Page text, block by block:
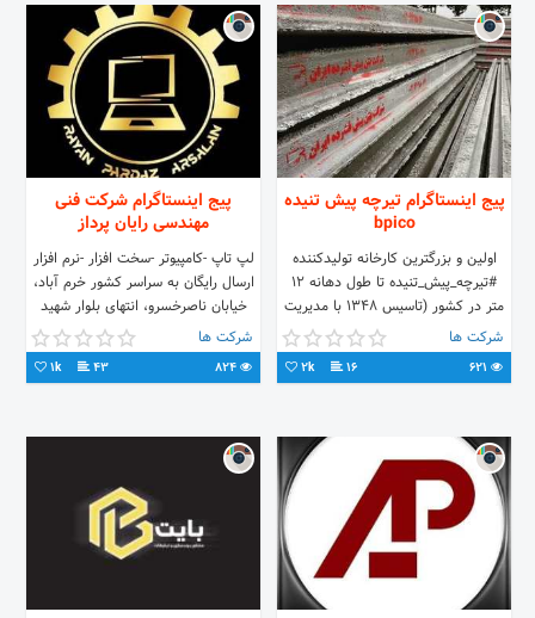
پیج اینستاگرام تیرچه پیش تنیده
bpico
اولین و بزرگترین کارخانه تولیدکننده
#تیرچه_پیش_تنیده تا طول دهانه ۱۲
متر در کشور (تاسیس ۱۳۴۸ با مدیریت
آقای مهندس اکبر دانشگر)
09127508864 مهندس جیحون
شرکت ها
16
2k
پیج اینستاگرام شرکت فنی
مهندسی رایان پرداز
لپ تاپ -کامپیوتر -سخت افزار -نرم افزار
ارسال رایگان به سراسر کشور خرم آباد،
خیابان ناصرخسرو، انتهای بلوار شهید
نادمی ۰۶۶-۳۳۲۰۷۲۱۵ ۰۹۱۶۵۵۵۵۶۰۴
طولابی
شرکت ها
43
1k